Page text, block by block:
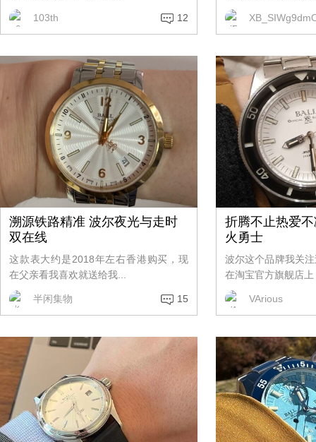
103th 12
溯源铁路精准 波尔夜光与走时
双在线
这款表大约是2018年左右香港购买，现
在父亲看我喜欢就送给我...
半闲集物 15
折腾不止热爱
火勇士
波尔这个品牌我关
在淘宝官方旗舰店
VArious